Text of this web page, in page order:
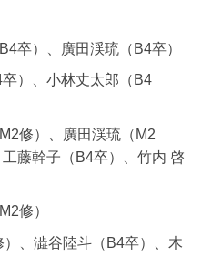
卒）、廣田渓琉（B4卒）
）、小林丈太郎（B4
修）、廣田渓琉（M2
藤幹子（B4卒）、竹内 啓
修）
、澁谷陸斗（B4卒）、木